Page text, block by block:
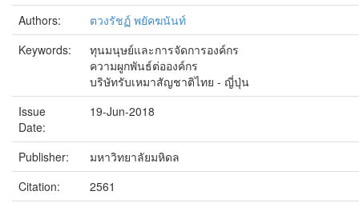
Authors:
ตวงรัชฏ์ พยัคฆนันท์
Keywords:
ทุนมนุษย์และการจัดการองค์กร
ความผูกพันธ์ต่อองค์กร
บริษัทรับเหมาสัญชาติไทย - ญี่ปุ่น
Issue
Date:
19-Jun-2018
Publisher:
มหาวิทยาลัยมหิดล
Citation:
2561